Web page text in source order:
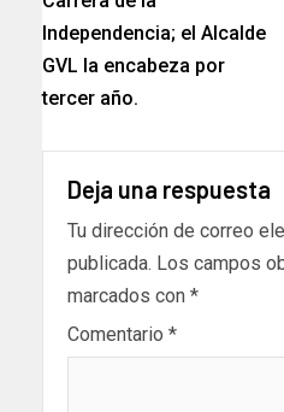
Independencia; el Alcalde
GVL la encabeza por
tercer año.
Deja una respuesta
Tu dirección de correo
publicada. Los campos
marcados con *
Comentario *